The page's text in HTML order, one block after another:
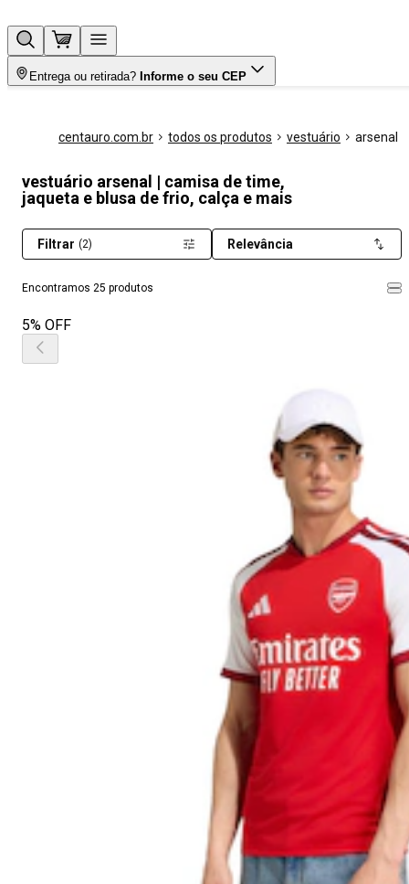
Entrega ou retirada? Informe o seu CEP
centauro.com.br todos os produtos vestuário arsenal
vestuário arsenal | camisa de time,
jaqueta e blusa de frio, calça e mais
Encontramos 25 produtos
Filtrar (2) Relevância
5% OFF